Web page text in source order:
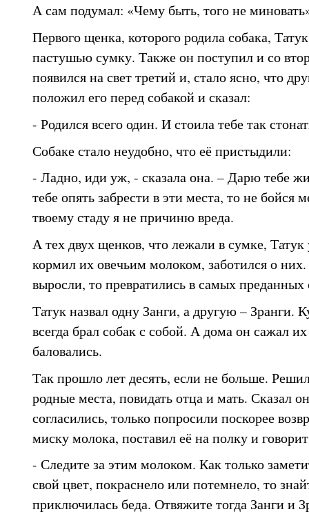
А сам подумал: «Чему быть, того не
Первого щенка, которого родила собака,
пастушью сумку. Также он поступил и со
появился на свет третий и, стало ясно, что
положил его перед собакой и сказал:
- Родился всего один. И стоила тебе так
Собаке стало неудобно, что её пристыдили:
- Ладно, иди уж, - сказала она. – Дарю тебе
тебе опять забрести в эти места, то не бойся
твоему стаду я не причиню вреда.
А тех двух щенков, что лежали в сумке,
кормил их овечьим молоком, заботился о
выросли, то превратились в самых преданных
Татук назвал одну Занги, а другую – Зранги.
всегда брал собак с собой. А дома он сажал
баловались.
Так прошло лет десять, если не больше.
родные места, повидать отца и мать. Сказал
согласились, только попросили поскорее
миску молока, поставил её на полку и
- Следите за этим молоком. Как только
свой цвет, покраснело или потемнело, то
приключилась беда. Отвяжите тогда Занги и